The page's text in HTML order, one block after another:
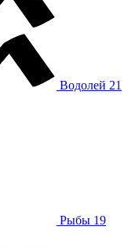
Водолей 21
Рыбы 19